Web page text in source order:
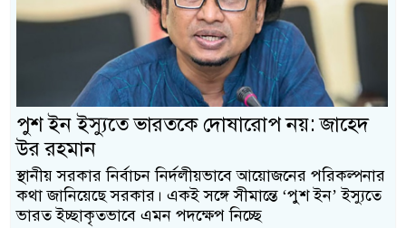
পুশ ইন ইস্যুতে ভারতকে দোষারোপ নয়: জাহেদ
উর রহমান
স্থানীয় সরকার নির্বাচন নির্দলীয়ভাবে আয়োজনের পরিকল্পনার
কথা জানিয়েছে সরকার। একই সঙ্গে সীমান্তে ‘পুশ ইন’ ইস্যুতে
ভারত ইচ্ছাকৃতভাবে এমন পদক্ষেপ নিচ্ছে